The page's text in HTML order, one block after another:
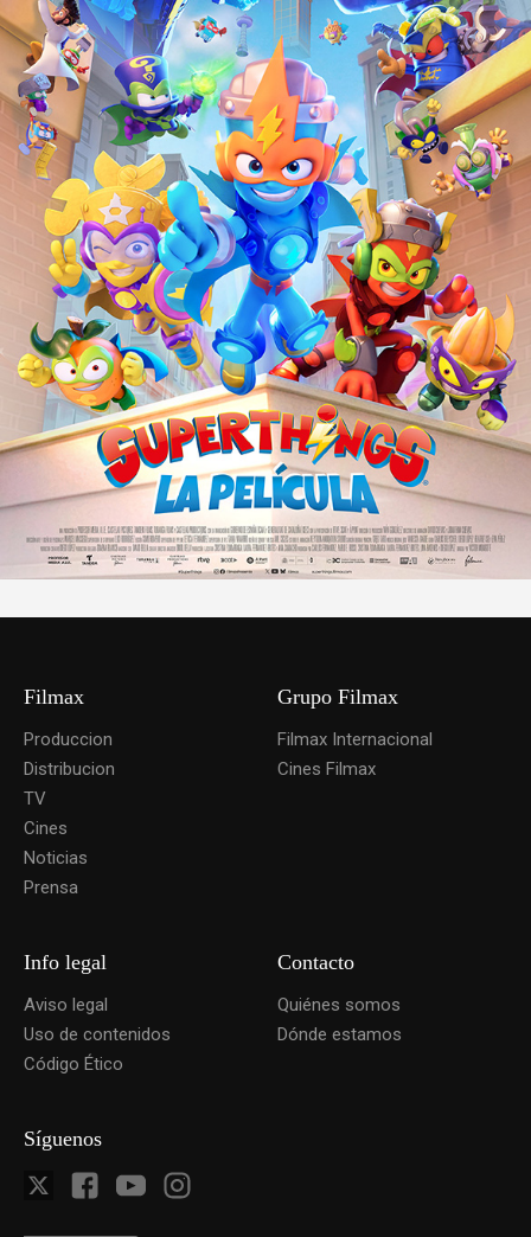
Filmax
Produccion
Distribucion
TV
Cines
Noticias
Prensa
Grupo Filmax
Filmax Internacional
Cines Filmax
Info legal
Aviso legal
Uso de contenidos
Código Ético
Contacto
Quiénes somos
Dónde estamos
Síguenos